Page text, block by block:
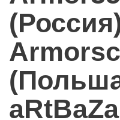
aRtBaZa